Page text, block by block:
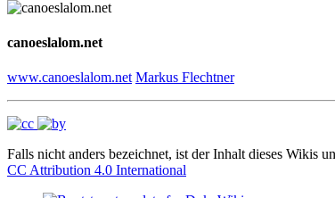
canoeslalom.net
www.canoeslalom.net Markus Flechtner
Falls nicht anders bezeichnet, ist der Inhalt dieses Wikis
CC Attribution 4.0 International